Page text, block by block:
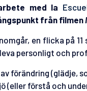
med la
från filmen
en flicka på
personligt och
förändring (glädje,
(eller förstå och